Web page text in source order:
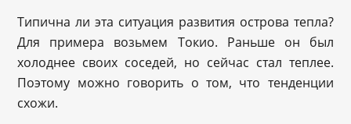
Типична ли эта ситуация развития острова тепла?
Для примера возьмем Токио. Раньше он был
холоднее своих соседей, но сейчас стал теплее.
Поэтому можно говорить о том, что тенденции
схожи.